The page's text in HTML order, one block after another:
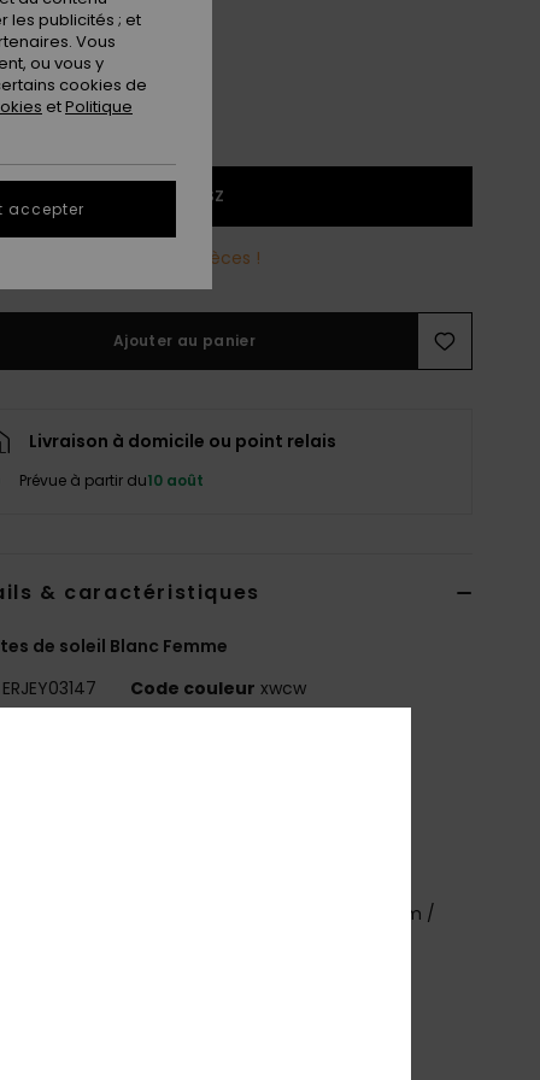
1SZ
plus que quelques pièces !
Ajouter au panier
Livraison à domicile ou point relais
Prévue à partir du10 août
& caractéristiques
de soleil Blanc Femme
ERJEY03147 Code couleur xwcw
55 mm / Pont : 15 mm / Branches : 140 mm /
les publicités ; et
Vous
ou vous y
cookies de
etPolitique
accepter